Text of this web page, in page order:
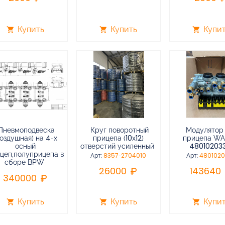
shopping_cart Купить
на 4-х
осный
в
сборе BPW
340000
shopping_cart Купить
shopping_cart Купить
Круг поворотный
прицепа (10х12)
отверстий усиленный
Арт:8357-2704010
26000
shopping_cart Купить
shopping_cart
Модулятор
прицепа
Арт:
143640
shopping_cart